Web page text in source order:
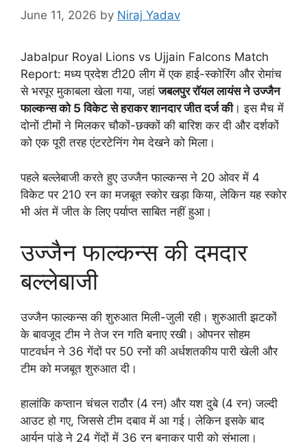
June 11, 2026 by Niraj Yadav
Jabalpur Royal Lions vs Ujjain Falcons Match
Report: मध्य प्रदेश टी20 लीग में एक हाई-स्कोरिंग और रोमांच
से भरपूर मुकाबला खेला गया, जहांजबलपुर रॉयल लायंस ने उज्जैन
फाल्कन्स को 5 विकेट से हराकर शानदार जीत दर्ज की। इस मैच में
दोनों टीमों ने मिलकर चौकों-छक्कों की बारिश कर दी और दर्शकों
को एक पूरी तरह एंटरटेनिंग गेम देखने को मिला।
पहले बल्लेबाजी करते हुए उज्जैन फाल्कन्स ने 20 ओवर में 4
विकेट पर 210 रन का मजबूत स्कोर खड़ा किया, लेकिन यह स्कोर
भी अंत में जीत के लिए पर्याप्त साबित नहीं हुआ।
उज्जैन फाल्कन्स की दमदार
बल्लेबाजी
उज्जैन फाल्कन्स की शुरुआत मिली-जुली रही। शुरुआती झटकों
के बावजूद टीम ने तेज रन गति बनाए रखी। ओपनर सोहम
पाटवर्धन ने 36 गेंदों पर 50 रनों की अर्धशतकीय पारी खेली और
टीम को मजबूत शुरुआत दी।
हालांकि कप्तान चंचल राठौर (4 रन) और यश दुबे (4 रन) जल्दी
आउट हो गए, जिससे टीम दबाव में आ गई। लेकिन इसके बाद
आर्यन पांडे ने 24 गेंदों में 36 रन बनाकर पारी को संभाला।